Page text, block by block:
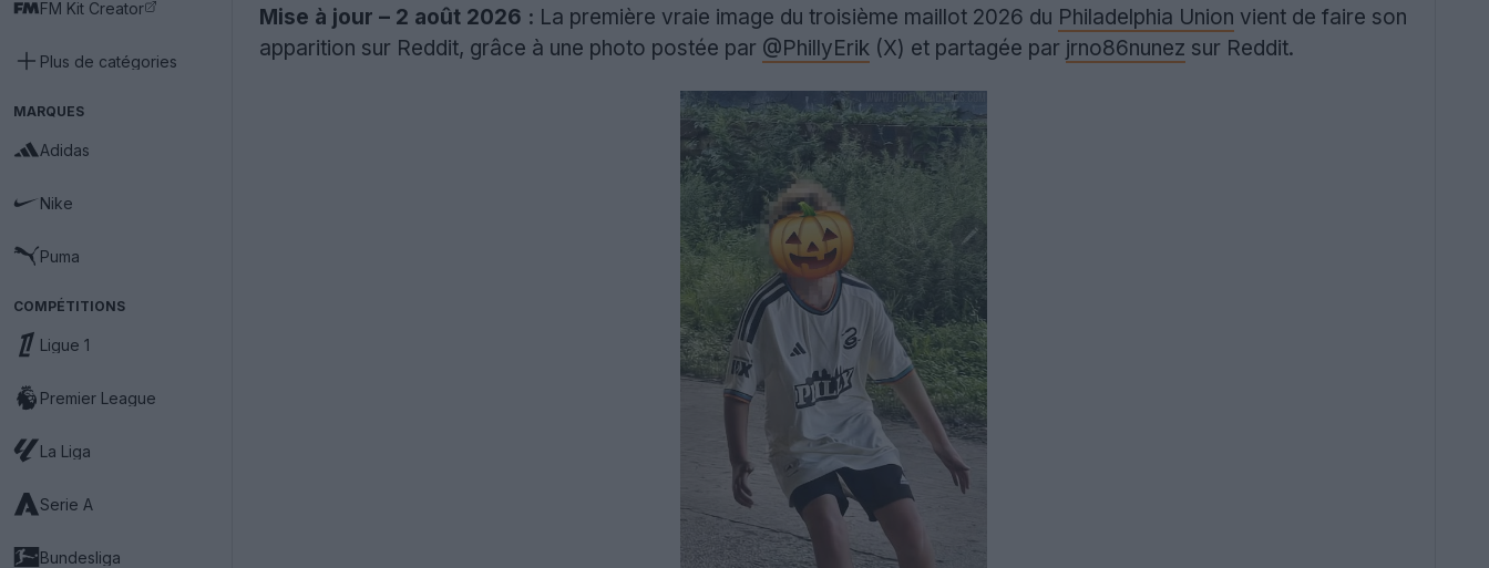
FM Kit Creator
Plus de catégories
MARQUES
Adidas
Nike
Puma
COMPÉTITIONS
Ligue 1
Premier League
La Liga
Serie A
Bundesliga
Mise à jour – 2 août 2026 : La première vraie image du troisième maillot 2026 du Philadelphia Union vient de faire son
apparition sur Reddit, grâce à une photo postée par @PhillyErik (X) et partagée par jrno86nunez sur Reddit.